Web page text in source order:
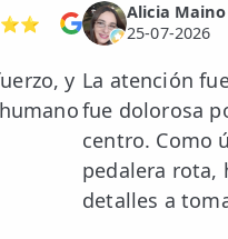
y
Alicia Maino
25-07-2026
La atención
fue dolorosa
centro. Como
pedalera rota,
detalles a